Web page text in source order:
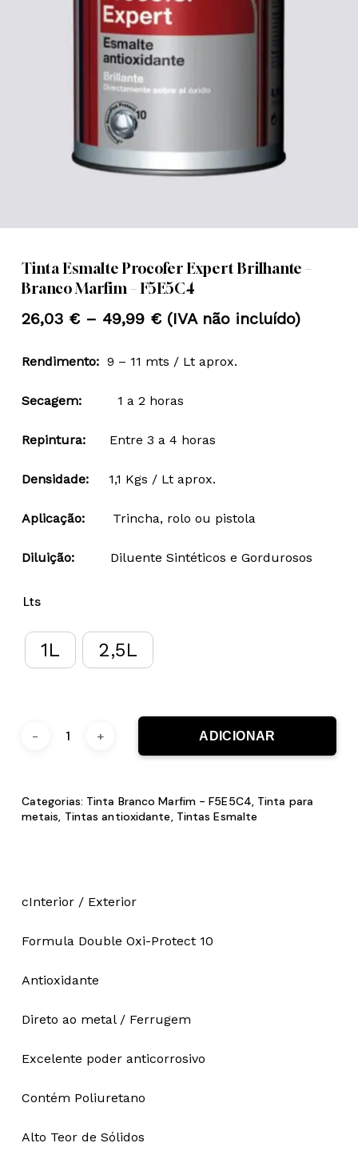
Tinta Esmalte Procofer Expert Brilhante –
Branco Marfim – F5E5C4
26,03 € – 49,99 €Price
26,03 €
(IVA não incluído)
Rendimento: 9 – 11 mts / Lt aprox.
Secagem: 1 a 2 horas
Repintura: Entre 3 a 4 horas
Densidade:1,1 Kgs / Lt aprox.
Aplicação:Trincha, rolo ou pistola
Diluição: Diluente Sintéticos e Gordurosos
Lts
1L 2,5L
ADICIONAR
Categorias: Tinta Branco Marfim - F5E5C4, Tinta para
metais, Tintas antioxidante, Tintas Esmalte
cInterior / Exterior
Formula Double Oxi-Protect 10
Antioxidante
Direto ao metal / Ferrugem
Excelente poder anticorrosivo
Contém Poliuretano
Alto Teor de Sólidos
Nome*
Email